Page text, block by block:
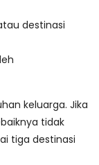
destinasi
keluarga. Jika
tidak
tiga destinasi